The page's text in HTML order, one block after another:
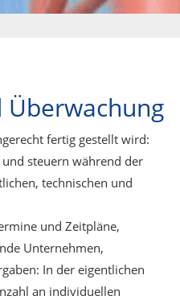
fertig gestellt wird:
steuern während der
technischen und
und Zeitpläne,
Unternehmen,
In der eigentlichen
an individuellen